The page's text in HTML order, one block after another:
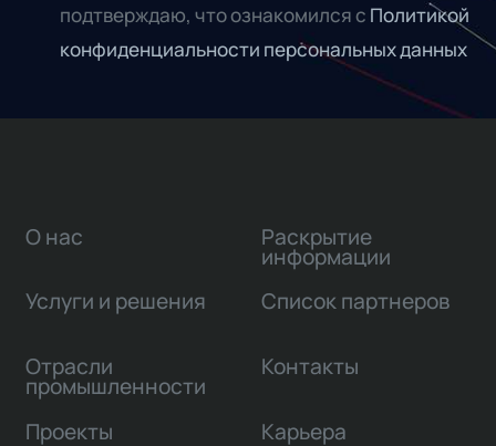
подтверждаю, что ознакомился с Политикой
конфиденциальности персональных данных
О нас
Услуги и решения
Отрасли
промышленности
Проекты
Раскрытие
информации
Список партнеров
Контакты
Карьера